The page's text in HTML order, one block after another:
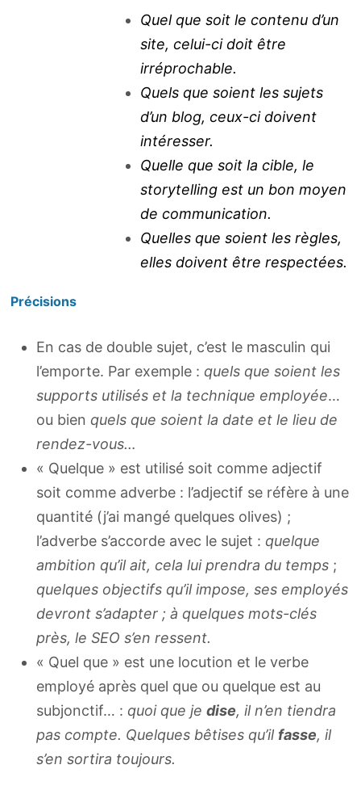
Quel que soit le contenu d’un
site, celui-ci doit être
irréprochable.
Quels que soient les sujets
d’un blog, ceux-ci doivent
intéresser.
Quelle que soit la cible, le
storytelling est un bon moyen
de communication.
Quelles que soient les règles,
elles doivent être respectées.
Précisions
En cas de double sujet, c’est le masculin qui
l’emporte. Par exemple : quels que soient les
supports utilisés et la technique employée…
ou bien quels que soient la date et le lieu de
rendez-vous…
« Quelque » est utilisé soit comme adjectif
soit comme adverbe : l’adjectif se réfère à une
quantité (j’ai mangé quelques olives) ;
l’adverbe s’accorde avec le sujet : quelque
ambition qu’il ait, cela lui prendra du temps ;
quelques objectifs qu’il impose, ses employés
devront s’adapter ; à quelques mots-clés
près, le SEO s’en ressent.
« Quel que » est une locution et le verbe
employé après quel que ou quelque est au
subjonctif… : quoi que jedise, il n’en tiendra
pas compte. Quelques bêtises qu’il fasse, il
s’en sortira toujours.